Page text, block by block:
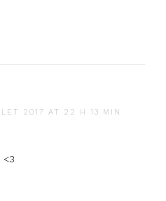
2017 AT 22 H 13 MIN
<3